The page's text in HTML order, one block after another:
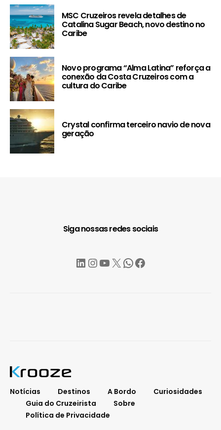
MSC Cruzeiros revela detalhes de
Catalina Sugar Beach, novo destino no
Caribe
Novo programa “Alma Latina” reforça a
conexão da Costa Cruzeiros com a
cultura do Caribe
Crystal confirma terceiro navio de nova
geração
Siga nossas redes sociais
LinkedIn
Instagram
YouTube
X WhatsApp
Facebook
Notícias Destinos A Bordo
Curiosidades
Guia do Cruzeirista
Sobre
Política de Privacidade